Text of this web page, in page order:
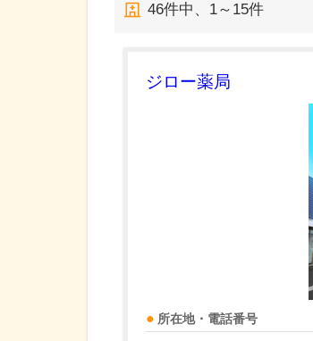
46件中、 1～15件
ジロー薬局
所在地・電話番号